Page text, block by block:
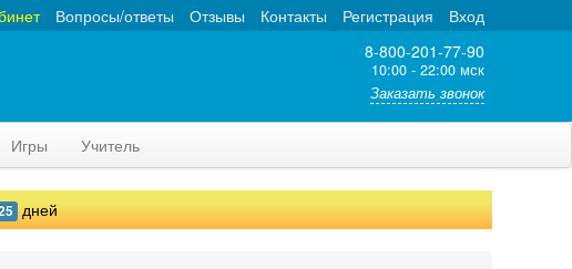
Вход
Регистрация
Контакты
Отзывы
Вопросы/ответы
8-800-201-77-90
10:00 - 22:00 мск
Заказать звонок
Игры Учитель
дней